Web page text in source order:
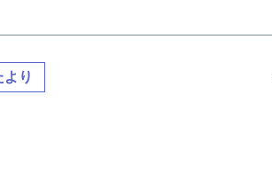
より